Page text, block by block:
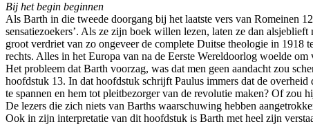
Bij het begin beginnen
Als Barth in die tweede doorgang bij het laatste vers van Romeinen
sensatiezoekers’. Als ze zijn boek willen lezen, laten ze dan
groot verdriet van zo ongeveer de complete Duitse theologie in 1918
rechts. Alles in het Europa van na de Eerste Wereldoorlog woelde om
Het probleem dat Barth voorzag, was dat men geen aandacht zou
hoofdstuk 13. In dat hoofdstuk schrijft Paulus immers dat de
te spannen en hem tot pleitbezorger van de revolutie maken? Of zou
De lezers die zich niets van Barths waarschuwing hebben
Ook in zijn interpretatie van dit hoofdstuk is Barth met heel zijn